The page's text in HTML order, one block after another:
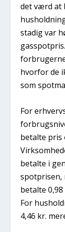
det værd at
stadig var
hvorfor de
som
For
betalte pris
betalte i
spotprisen,
betalte
For
4,46 kr.